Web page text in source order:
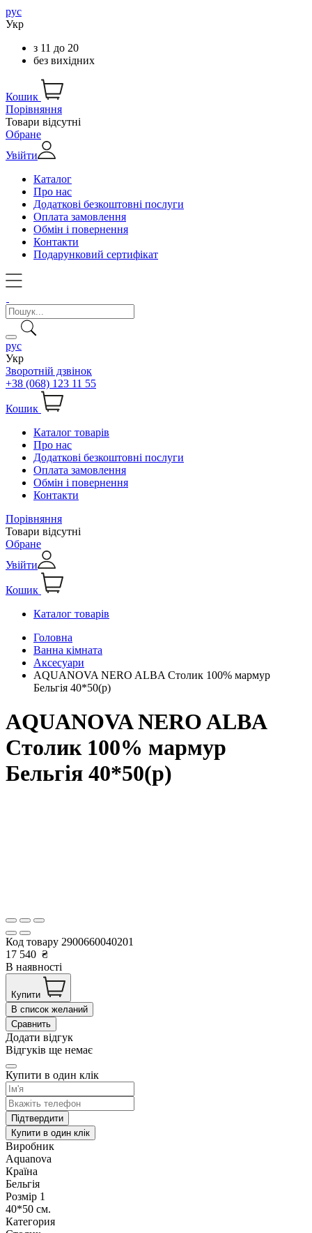
рус
Укр
з 11 до 20
без вихідних
Кошик
Порівняння
Товари відсутні
Обране
Увійти
Каталог
Про нас
Додаткові безкоштовні послуги
Оплата замовлення
Обмін і повернення
Контакти
Подарунковий сертифікат
рус
Укр
Зворотній дзвінок
+38 (068) 123 11 55
Кошик
Каталог товарів
Про нас
Додаткові безкоштовні послуги
Оплата замовлення
Обмін і повернення
Контакти
Порівняння
Товари відсутні
Обране
Увійти
Кошик
Каталог товарів
Головна
Ванна кімната
Аксесуари
AQUANOVA NERO ALBA Столик 100% мармур
Бельгія 40*50(р)
AQUANOVA NERO ALBA
Столик 100% мармур
Бельгія 40*50(р)
Код товару 2900660040201
17 540 ₴
В наявності
Купити
В список желаний
Сравнить
Додати відгук
Відгуків ще немає
Купити в один клік
Підтвердити
Купити в один клік
Виробник
Aquanova
Країна
Бельгія
Розмір 1
40*50 см.
Категория